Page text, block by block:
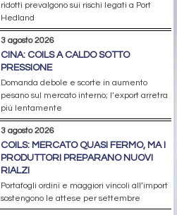
ridotti prevalgono sui rischi legati a Port
Hedland
3 agosto 2026
CINA: COILS A CALDO SOTTO
PRESSIONE
Domanda debole e scorte in aumento
pesano sul mercato interno; l’export arretra
più lentamente
3 agosto 2026
COILS: MERCATO QUASI FERMO, MA I
PRODUTTORI PREPARANO NUOVI
RIALZI
Portafogli ordini e maggiori vincoli all’import
sostengono le attese per settembre